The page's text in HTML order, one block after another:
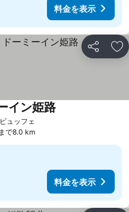
料金を表示
シェア お
ュッフェ
イン姫路
で8.0 km
料金を表示